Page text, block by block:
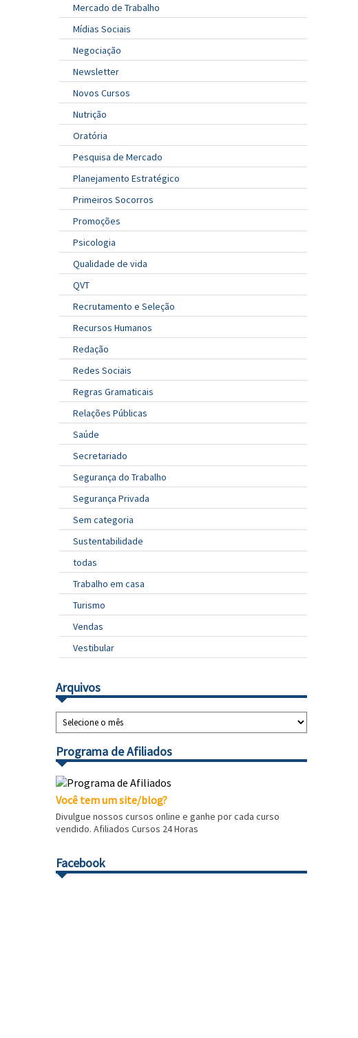
Mercado de Trabalho
Mídias Sociais
Negociação
Newsletter
Novos Cursos
Nutrição
Oratória
Pesquisa de Mercado
Planejamento Estratégico
Primeiros Socorros
Promoções
Psicologia
Qualidade de vida
QVT
Recrutamento e Seleção
Recursos Humanos
Redação
Redes Sociais
Regras Gramaticais
Relações Públicas
Saúde
Secretariado
Segurança do Trabalho
Segurança Privada
Sem categoria
Sustentabilidade
todas
Trabalho em casa
Turismo
Vendas
Vestibular
Arquivos
Programa de Afiliados
Você tem um site/blog?
Divulgue nossos cursos online e ganhe por cada curso
vendido. Afiliados Cursos 24 Horas
Facebook